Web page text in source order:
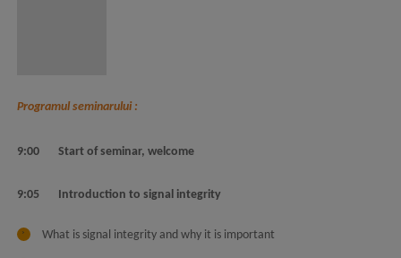
Programul seminarului :
9:00 Start of seminar, welcome
9:05 Introduction to signal integrity
What is signal integrity and why it is important